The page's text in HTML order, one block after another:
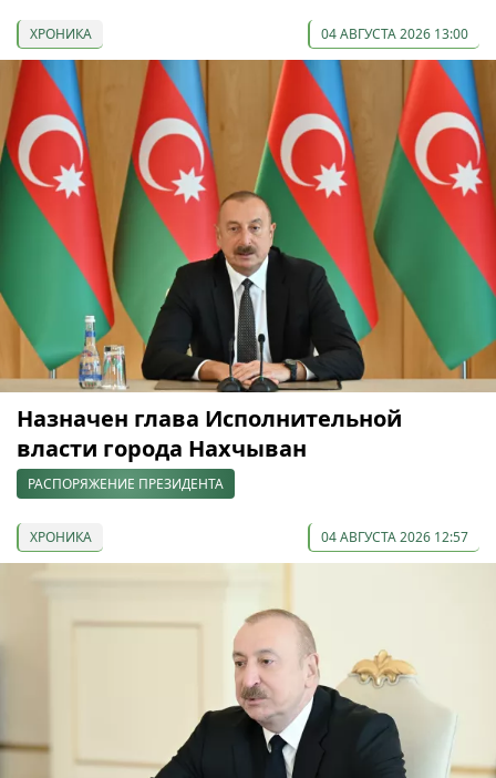
ХРОНИКА 04 АВГУСТА 2026 13:00
Назначен глава Исполнительной
власти города Нахчыван
РАСПОРЯЖЕНИЕ ПРЕЗИДЕНТА
ХРОНИКА 04 АВГУСТА 2026 12:57